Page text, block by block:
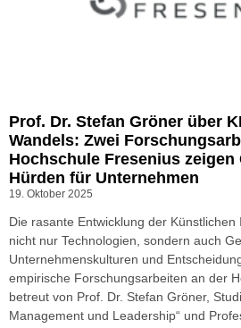
Prof. Dr. Stefan Gröner über
Wandels: Zwei
Hochschule Fresenius zeigen
Hürden für Unternehmen
19. Oktober 2025
Die rasante Entwicklung der
nicht nur Technologien, sondern auch
Unternehmenskulturen und
empirische Forschungsarbeiten an der
betreut von Prof. Dr. Stefan Gröner,
Management und Leadership“ und